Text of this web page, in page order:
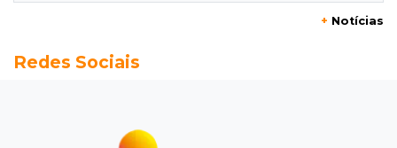
Semana vai começar com 909 novas
Flagrante
+ Notícias
Redes Sociais